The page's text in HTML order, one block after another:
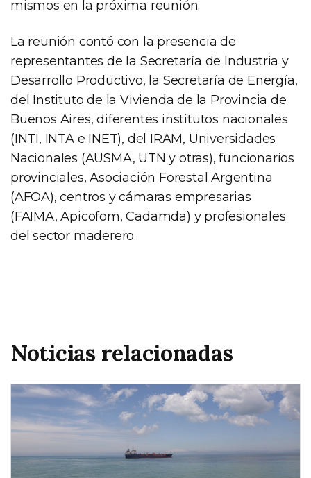
mismos en la próxima reunión.
La reunión contó con la presencia de
representantes de la Secretaría de Industria y
Desarrollo Productivo, la Secretaría de Energía,
del Instituto de la Vivienda de la Provincia de
Buenos Aires, diferentes institutos nacionales
(INTI, INTA e INET), del IRAM, Universidades
Nacionales (AUSMA, UTN y otras), funcionarios
provinciales, Asociación Forestal Argentina
(AFOA), centros y cámaras empresarias
(FAIMA, Apicofom, Cadamda) y profesionales
del sector maderero.
Noticias relacionadas